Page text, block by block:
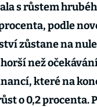
s růstem
podle
zůstane na
než
které na
o 0,2 procenta.